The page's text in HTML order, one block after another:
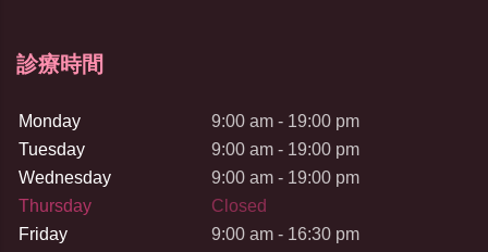
診療時間
Monday
9:00 am - 19:00 pm
Tuesday
9:00 am - 19:00 pm
Wednesday
9:00 am - 19:00 pm
Thursday
Closed
Friday
9:00 am - 16:30 pm